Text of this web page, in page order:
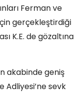
Ferman ve
gerçekleştirdiği
K.E. de gözaltına
akabinde geniş
Adliyesi’ne sevk